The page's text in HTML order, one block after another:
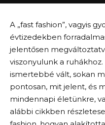
A „fast fashion”, vagyis
évtizedekben
jelentősen
viszonyulunk a
ismertebbé vált, sokan
pontosan, mit jelent, és
mindennapi életünkre,
alábbi cikkben